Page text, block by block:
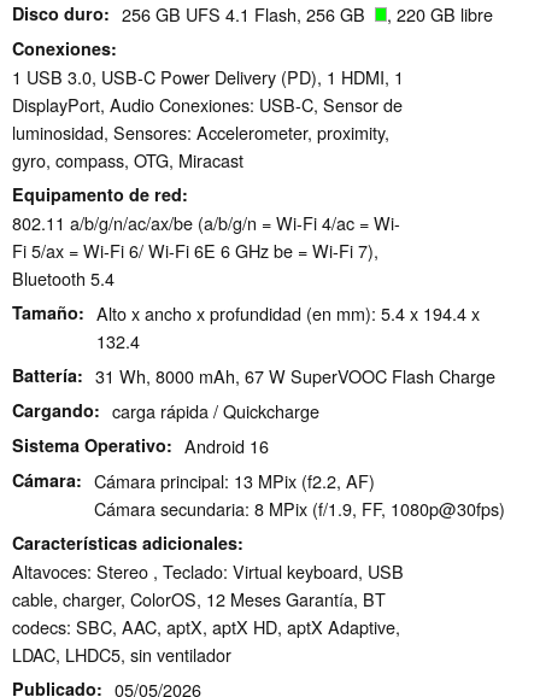
Disco duro 256 GB UFS 4.1 Flash, 256 GB , 220 GB libre
Conexiones
1 USB 3.0, USB-C Power Delivery (PD), 1 HDMI, 1
DisplayPort, Audio Conexiones: USB-C, Sensor de
luminosidad, Sensores: Accelerometer, proximity,
gyro, compass, OTG, Miracast
Equipamento de red
802.11 a/​b/​g/​n/​ac/​ax/​be (a/b/g/n = Wi-Fi 4/ac = Wi-
Fi 5/ax = Wi-Fi 6/ Wi-Fi 6E 6 GHz be = Wi-Fi 7),
Bluetooth 5.4
Tamaño
Alto x ancho x profundidad (en mm): 5.4 x 194.4 x
132.4
Battería 31 Wh, 8000 mAh, 67 W SuperVOOC Flash Charge
Cargando carga rápida / Quickcharge
Sistema Operativo Android 16
Cámara
Cámara principal: 13 MPix (f2.2, AF)
Cámara secundaria: 8 MPix (f/1.9, FF, 1080p@30fps)
Características adicionales
Altavoces: Stereo , Teclado: Virtual keyboard, USB
cable, charger, ColorOS, 12 Meses Garantía, BT
codecs: SBC, AAC, aptX, aptX HD, aptX Adaptive,
LDAC, LHDC5, sin ventilador
Publicado 05/05/2026